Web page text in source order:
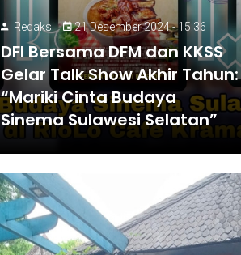
Redaksi 21 Desember 2024 - 15:36
DFI Bersama DFM dan KKSS
Gelar Talk Show Akhir Tahun:
“Mariki Cinta Budaya
Sinema Sulawesi Selatan”